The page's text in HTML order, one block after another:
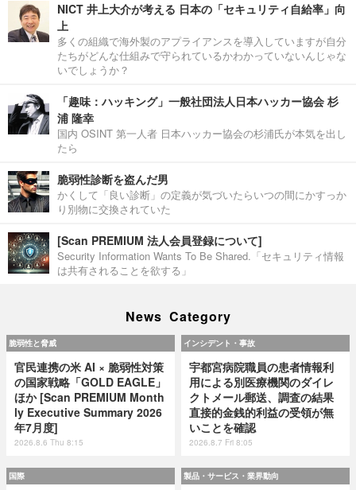
NICT 井上大介が考える 日本の「セキュリティ自給率」向
上
多くの組織で海外製のアプライアンスを導入していますが自分
たちがどんな仕組みで守られているかわかっていないんじゃな
いでしょうか？
「趣味：ハッキング」一般社団法人日本ハッカー協会 杉
浦 隆幸
国内 OSINT 第一人者 日本ハッカー協会の杉浦氏が本気を出し
たら
脆弱性診断を盗んだ男
かくして「良い診断」の定義が気づいたらいつの間にかすっか
り別物に交換されていた
[Scan PREMIUM 法人会員登録について]
Security Information Wants To Be Shared.「セキュリティ情報
は共有されることを欲する」
News Category
脆弱性と脅威
官民連携の米 AI × 脆弱性対策
の国家戦略「GOLD EAGLE」
ほか [Scan PREMIUM Month
ly Executive Summary 2026
年7月度]
2026.8.6 Thu 8:15
インシデント・事故
宇都宮病院職員の患者情報利
用による別医療機関のダイレ
クトメール郵送、調査の結果
直接的金銭的利益の受領が無
いことを確認
2026.8.7 Fri 8:05
国際 製品・サービス・業界動向